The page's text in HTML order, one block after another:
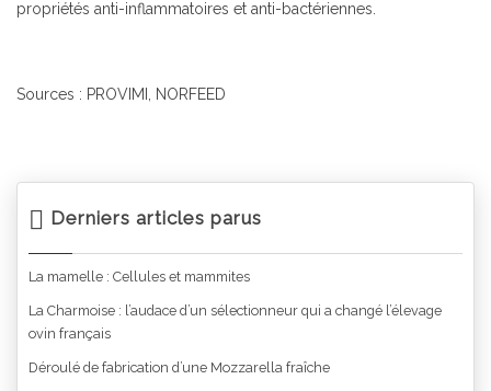
propriétés anti-inflammatoires et anti-bactériennes.
Sources : PROVIMI, NORFEED
Derniers articles parus
La mamelle : Cellules et mammites
La Charmoise : l’audace d’un sélectionneur qui a changé l’élevage
ovin français
Déroulé de fabrication d’une Mozzarella fraîche